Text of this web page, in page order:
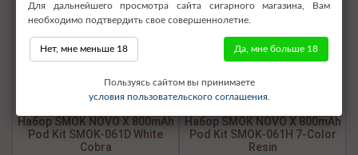
Набор SMOK NOVO X 800mAh
Pod Kit SMOK-061D White
Cobra
Набор SMOK NOVO X 800mAh
Pod Kit SMOK-061Н 7-Color
Resin
Для дальнейшего просмотра сайта сигарного магазина, Вам
необходимо подтвердить свое совершеннолетие.
Нет, мне меньше 18 Да, мне больше 18
Пользуясь сайтом вы принимаете
условия пользовательского соглашения.